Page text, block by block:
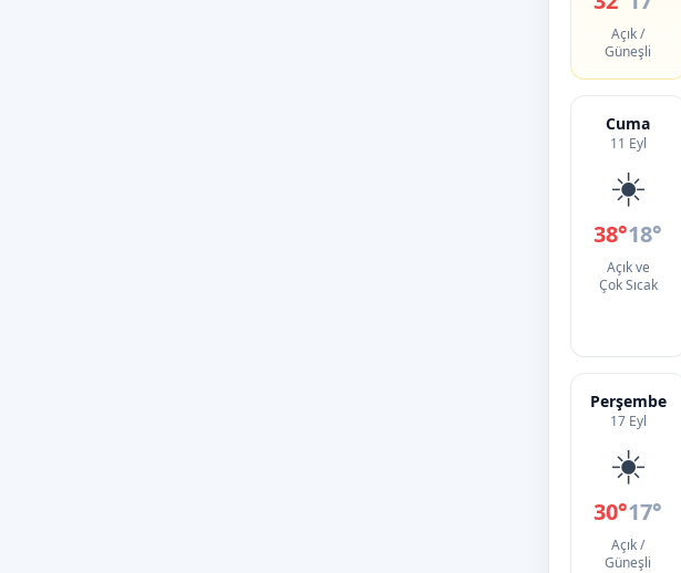
Açık /
Güneşli
Cuma
11 Eyl
☀️
38°18°
Açık ve
Çok Sıcak
Perşembe
17 Eyl
☀️
30°17°
Açık /
Güneşli